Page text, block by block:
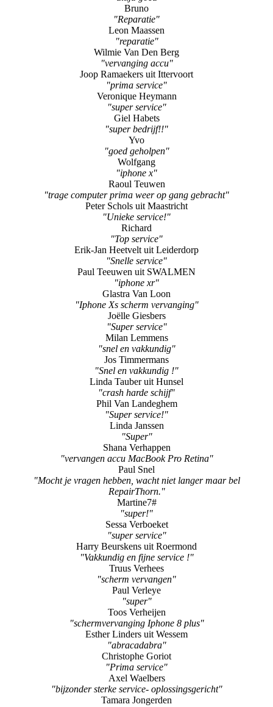
Bruno
"Reparatie"
Leon Maassen
"reparatie"
Wilmie Van Den Berg
"vervanging accu"
Joop Ramaekers uit Ittervoort
"prima service"
Veronique Heymann
"super service"
Giel Habets
"super bedrijf!!"
Yvo
"goed geholpen"
Wolfgang
"iphone x"
Raoul Teuwen
"trage computer prima weer op gang gebracht"
Peter Schols uit Maastricht
"Unieke service!"
Richard
"Top service"
Erik-Jan Heetvelt uit Leiderdorp
"Snelle service"
Paul Teeuwen uit SWALMEN
"iphone xr"
Glastra Van Loon
"Iphone Xs scherm vervanging"
Joëlle Giesbers
"Super service"
Milan Lemmens
"snel en vakkundig"
Jos Timmermans
"Snel en vakkundig !"
Linda Tauber uit Hunsel
"crash harde schijf"
Phil Van Landeghem
"Super service!"
Linda Janssen
"Super"
Shana Verhappen
"vervangen accu MacBook Pro Retina"
Paul Snel
"Mocht je vragen hebben, wacht niet langer maar bel
RepairThorn."
Martine7#
"super!"
Sessa Verboeket
"super service"
Harry Beurskens uit Roermond
"Vakkundig en fijne service !"
Truus Verhees
"scherm vervangen"
Paul Verleye
"super"
Toos Verheijen
"schermvervanging Iphone 8 plus"
Esther Linders uit Wessem
"abracadabra"
Christophe Goriot
"Prima service"
Axel Waelbers
"bijzonder sterke service- oplossingsgericht"
Tamara Jongerden